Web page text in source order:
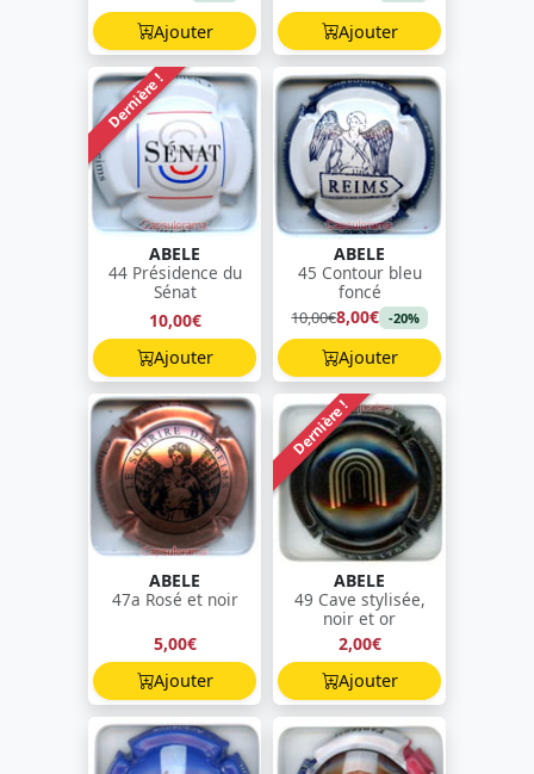
Ajouter Ajouter
Dernière !
ABELE
44 Présidence du
Sénat
10,00€
Ajouter
ABELE
45 Contour bleu
foncé
10,00€8,00€ -20%
Ajouter
ABELE
47a Rosé et noir
5,00€
Ajouter
Dernière !
ABELE
49 Cave stylisée,
noir et or
2,00€
Ajouter